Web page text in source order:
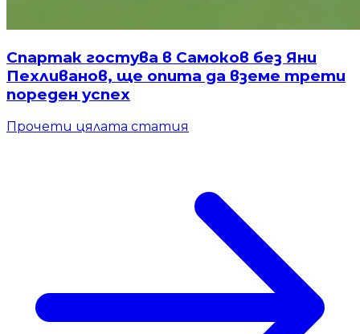
Спартак гостува в Самоков без Яни
Пехливанов, ще опита да вземе трети
пореден успех
Прочети цялата статия